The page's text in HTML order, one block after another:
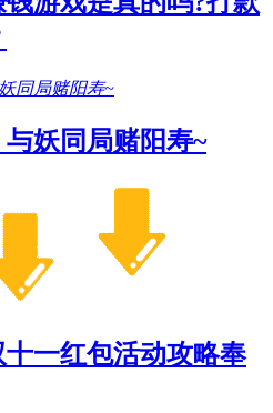
与妖同局赌阳寿~
十一红包活动攻略奉